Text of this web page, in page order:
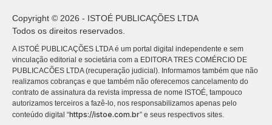
Copyright © 2026 - ISTOÉ PUBLICAÇÕES LTDA
Todos os direitos reservados.
A ISTOÉ PUBLICAÇÕES LTDA é um portal digital independente e sem
vinculação editorial e societária com a EDITORA TRES COMÉRCIO DE
PUBLICACÕES LTDA (recuperação judicial). Informamos também que não
realizamos cobranças e que também não oferecemos cancelamento do
contrato de assinatura da revista impressa de nome ISTOÉ, tampouco
autorizamos terceiros a fazê-lo, nos responsabilizamos apenas pelo
conteúdo digital “https://istoe.com.br” e seus respectivos sites.